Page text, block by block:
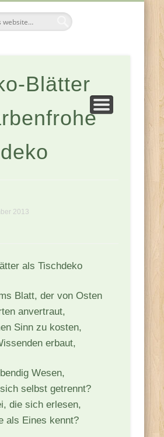
Tischdeko-
Ideen
Blätter
2013
Blatt, der von Osten
anvertraut,
Sinn zu kosten,
erbaut,
Wesen,
selbst getrennt?
die sich erlesen,
als Eines kennt?